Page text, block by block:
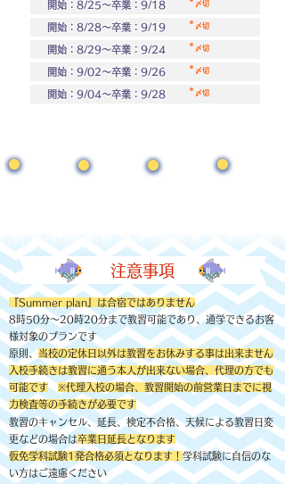
開始：8/25～卒業：9/18 ​〆切
開始：8/28～卒業：9/19 ​〆切
開始：8/29～卒業：9/24 ​〆切
開始：9/02～卒業：9/26 ​〆切
開始：9/04～卒業：9/28 ​〆切
​注意事項
​『Summer plan』は合宿ではありません
8時50分～20時20分まで教習可能であり、通学できるお客
様対象のプランです
原則、 当校の定休日以外は教習をお休みする事は出来ません
入校手続きは教習に通う本人が出来ない場合、代理の方でも
可能です
※代理入校の場合、教習開始の前営業日までに視
力検査等の手続きが必要です
教習のキャンセル、延長、検定不合格、天候による教習日変
更などの場合は卒業日​延長となります
仮免学科試験1発合格必須となります！ 学科試験に自信のな
い方はご遠慮ください